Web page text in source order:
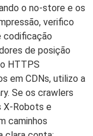
o no-store e os
verifico
codificação
de posição
HTTPS
em CDNs, utilizo a
Se os crawlers
X-Robots e
caminhos